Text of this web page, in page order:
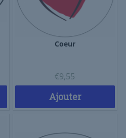
Coeur
€9,55
Ajouter